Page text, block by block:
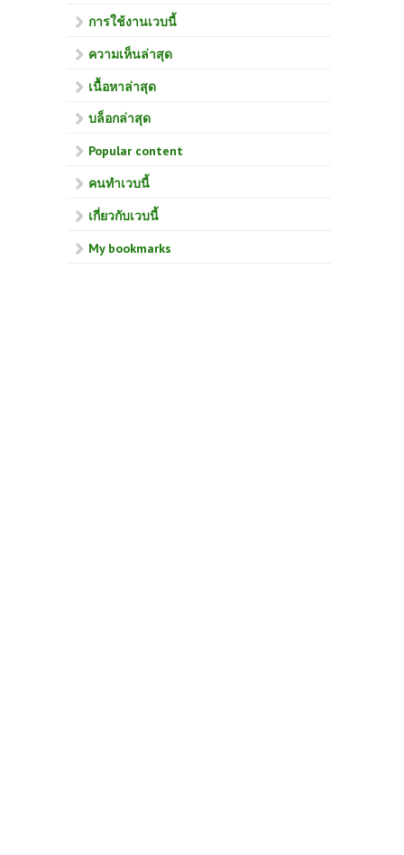
การใช้งานเวบนี้
ความเห็นล่าสุด
เนื้อหาล่าสุด
บล็อกล่าสุด
Popular content
คนทำเวบนี้
เกี่ยวกับเวบนี้
My bookmarks